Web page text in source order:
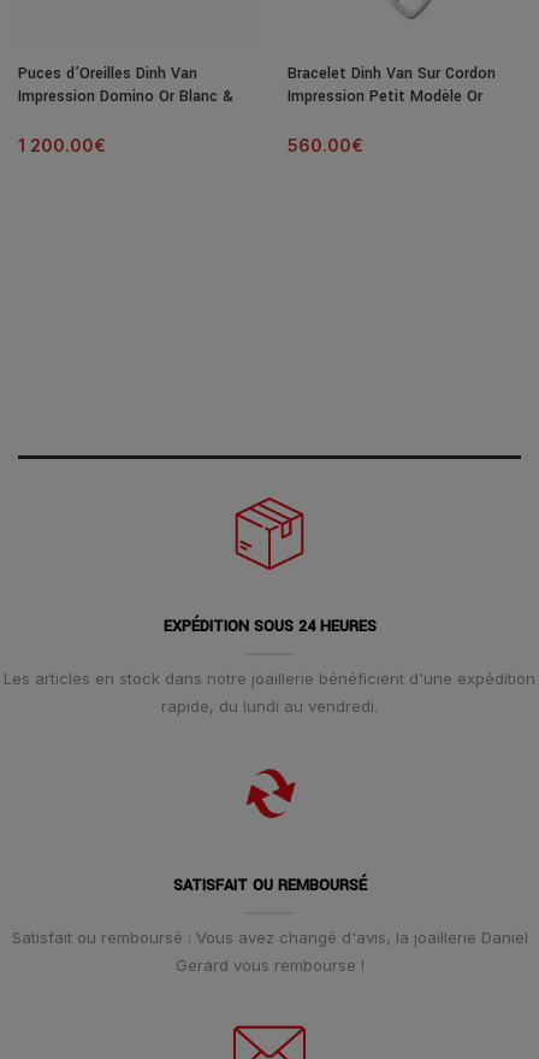
Puces d’Oreilles Dinh Van
Impression Domino Or Blanc &
1 200.00€
Bracelet Dinh Van Sur Cordon
Impression Petit Modèle Or
560.00€
EXPÉDITION SOUS 24 HEURES
Les articles en stock dans notre joaillerie bénéficient d'une expédition
rapide, du lundi au vendredi.
SATISFAIT OU REMBOURSÉ
Satisfait ou remboursé : Vous avez changé d'avis, la joaillerie Daniel
Gerard vous rembourse !